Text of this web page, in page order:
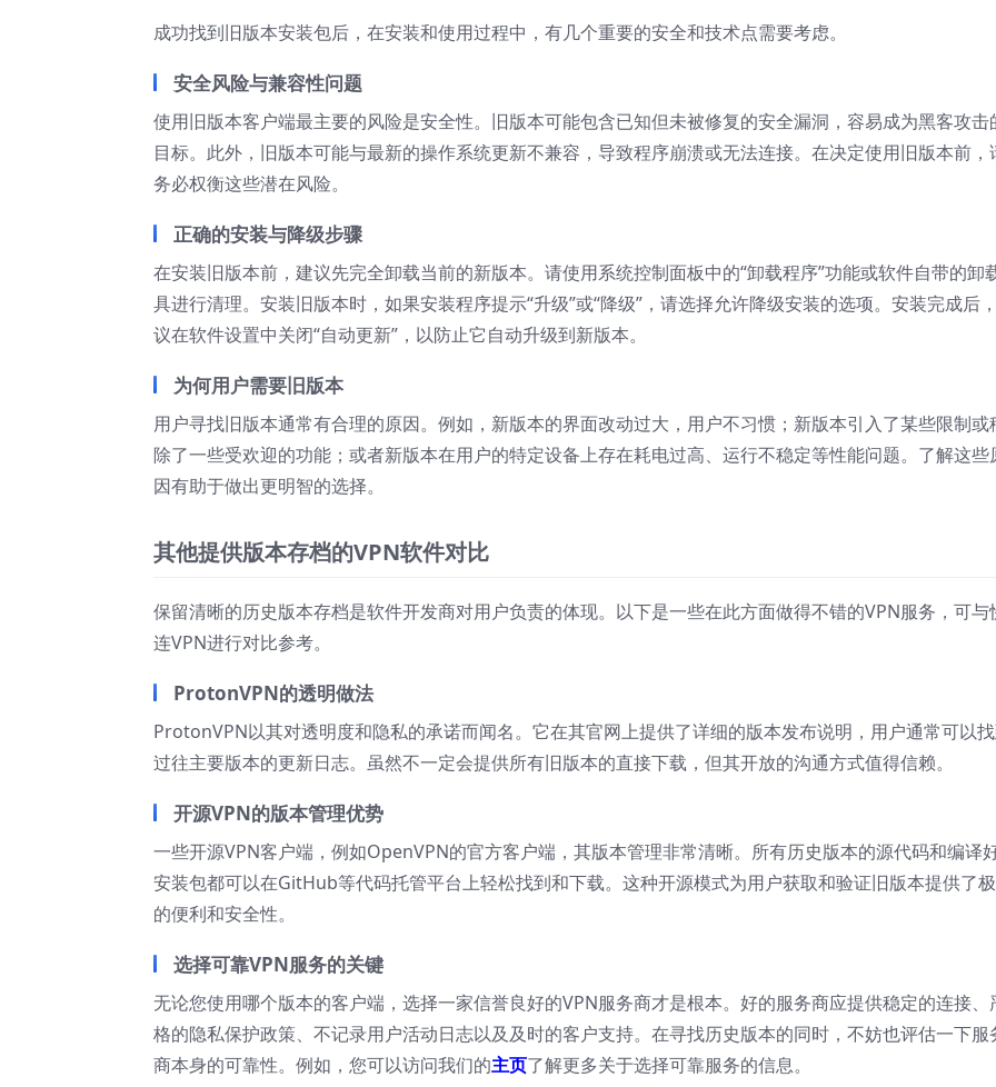
成功找到旧版本安装包后，在安装和使用过程中，有几个重要的安全和技术点需要考虑。
安全风险与兼容性问题
使用旧版本客户端最主要的风险是安全性。旧版本可能包含已知但未被修复的安全漏洞，容易成为黑客攻击
目标。此外，旧版本可能与最新的操作系统更新不兼容，导致程序崩溃或无法连接。在决定使用旧版本前，
务必权衡这些潜在风险。
正确的安装与降级步骤
在安装旧版本前，建议先完全卸载当前的新版本。请使用系统控制面板中的“卸载程序”功能或软件自带的卸
具进行清理。安装旧版本时，如果安装程序提示“升级”或“降级”，请选择允许降级安装的选项。安装完成后
议在软件设置中关闭“自动更新”，以防止它自动升级到新版本。
为何用户需要旧版本
用户寻找旧版本通常有合理的原因。例如，新版本的界面改动过大，用户不习惯；新版本引入了某些限制或
除了一些受欢迎的功能；或者新版本在用户的特定设备上存在耗电过高、运行不稳定等性能问题。了解这些
因有助于做出更明智的选择。
其他提供版本存档的VPN软件对比
保留清晰的历史版本存档是软件开发商对用户负责的体现。以下是一些在此方面做得不错的VPN服务，可与
连VPN进行对比参考。
ProtonVPN的透明做法
ProtonVPN以其对透明度和隐私的承诺而闻名。它在其官网上提供了详细的版本发布说明，用户通常可以
过往主要版本的更新日志。虽然不一定会提供所有旧版本的直接下载，但其开放的沟通方式值得信赖。
开源VPN的版本管理优势
一些开源VPN客户端，例如OpenVPN的官方客户端，其版本管理非常清晰。所有历史版本的源代码和编译
安装包都可以在GitHub等代码托管平台上轻松找到和下载。这种开源模式为用户获取和验证旧版本提供了
的便利和安全性。
选择可靠VPN服务的关键
无论您使用哪个版本的客户端，选择一家信誉良好的VPN服务商才是根本。好的服务商应提供稳定的连接、
格的隐私保护政策、不记录用户活动日志以及及时的客户支持。在寻找历史版本的同时，不妨也评估一下服
商本身的可靠性。例如，您可以访问我们的主页了解更多关于选择可靠服务的信息。